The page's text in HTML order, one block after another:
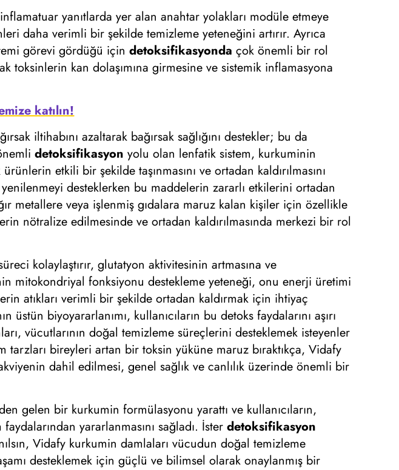
yanıtlarda yer alan anahtar yolakları modüle etmeye
daha verimli bir şekilde temizleme yeteneğini artırır. Ayrıca
görevi gördüğü içindetoksifikasyonda çok önemli bir rol
toksinlerin kan dolaşımına girmesine ve sistemik inflamasyona
katılın!
iltihabını azaltarak bağırsak sağlığını destekler; bu da
detoksifikasyon yolu olan lenfatik sistem, kurkuminin
etkili bir şekilde taşınmasını ve ortadan kaldırılmasını
desteklerken bu maddelerin zararlı etkilerini ortadan
metallere veya işlenmiş gıdalara maruz kalan kişiler için özellikle
nötralize edilmesinde ve ortadan kaldırılmasında merkezi bir rol
kolaylaştırır, glutatyon aktivitesinin artmasına ve
mitokondriyal fonksiyonu destekleme yeteneği, onu enerji üretimi
atıkları verimli bir şekilde ortadan kaldırmak için ihtiyaç
biyoyararlanımı, kullanıcıların bu detoks faydalarını aşırı
vücutlarının doğal temizleme süreçlerini desteklemek isteyenler
bireyleri artan bir toksin yüküne maruz bıraktıkça, Vidafy
dahil edilmesi, genel sağlık ve canlılık üzerinde önemli bir
gelen bir kurkumin formülasyonu yarattı ve kullanıcıların,
yararlanmasını sağladı. İsterdetoksifikasyon
Vidafy kurkumin damlaları vücudun doğal temizleme
desteklemek için güçlü ve bilimsel olarak onaylanmış bir